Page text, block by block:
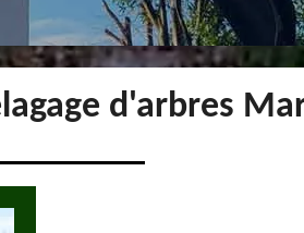
d'arbres